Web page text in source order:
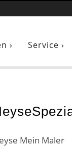
› Service ›